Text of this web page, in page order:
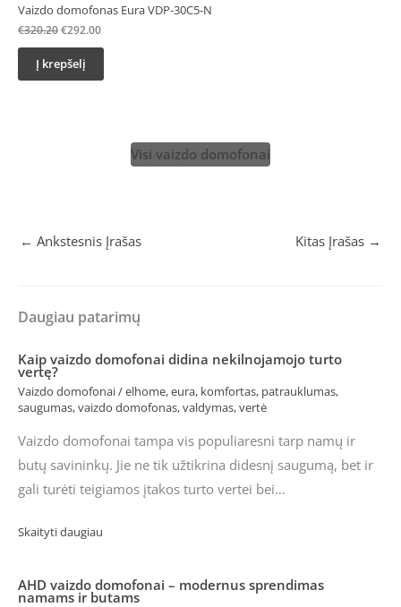
Vaizdo domofonas Eura VDP-30C5-N
€320.20€292.00
Į krepšelį
Visi vaizdo domofonai
← Ankstesnis Įrašas Kitas Įrašas →
Daugiau patarimų
Kaip vaizdo domofonai didina nekilnojamojo turto
vertę?
Vaizdo domofonai/elhome,eura, komfortas, patrauklumas,
saugumas,vaizdo domofonas,valdymas,vertė
Vaizdo domofonai tampa vis populiaresni tarp namų ir
butų savininkų. Jie ne tik užtikrina didesnį saugumą, bet ir
gali turėti teigiamos įtakos turto vertei bei…
Skaityti daugiau
AHD vaizdo domofonai – modernus sprendimas
namams ir butams